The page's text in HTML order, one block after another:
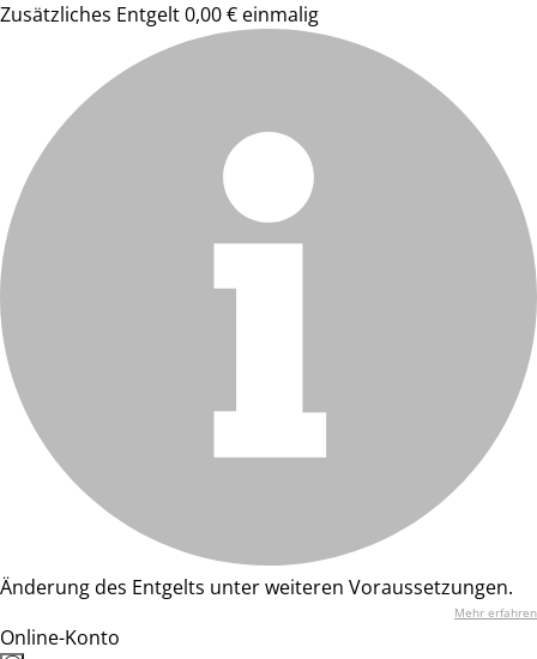
Zusätzliches Entgelt 0,00 € einmalig
Änderung des Entgelts unter weiteren Voraussetzungen.
Mehr erfahren
Online-Konto